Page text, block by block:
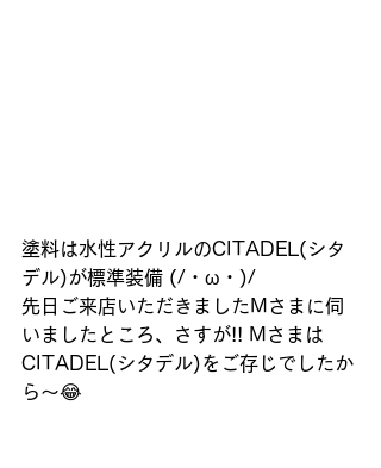
塗料は水性アクリルのCITADEL(シタ
デル)が標準装備 (/・ω・)/
先日ご来店いただきましたMさまに伺
いましたところ、さすが!! Mさまは
CITADEL(シタデル)をご存じでしたか
ら～😂